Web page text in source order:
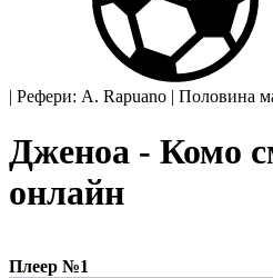
| Рефери: A. Rapuano | Половина
Дженоа - Комо
онлайн
Плеер №1